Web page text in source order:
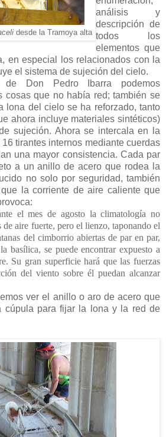
desde la Tramoya alta
análisis y
descripción de
todos los
elementos que
en especial los relacionados con la
el sistema de sujeción del cielo.
de Don Pedro Ibarra podemos
cosas que no había red; también se
lona del cielo se ha reforzado, tanto
ahora incluye materiales sintéticos)
sujeción. Ahora se intercala en la
tirantes internos mediante cuerdas
una mayor consistencia. Cada par
a un anillo de acero que rodea la
no solo por seguridad, también
la corriente de aire caliente que
el mes de agosto la climatología no
de aire fuerte, pero el lienzo, taponando el
del cimborrio abiertas de par en par,
basílica, se puede encontrar expuesto a
Su gran superficie hará que las fuerzas
del viento sobre él puedan alcanzar
ver el anillo o aro de acero que
cúpula para fijar la lona y la red de